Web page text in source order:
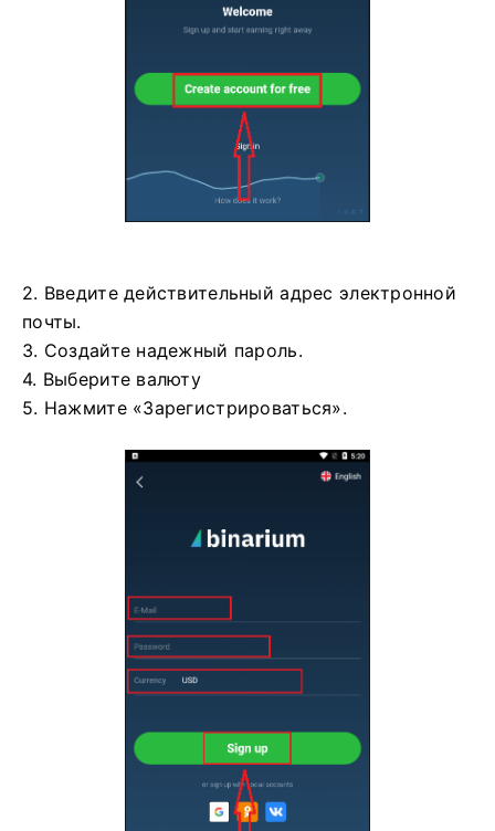
2. Введите действительный адрес электронной
почты.
3. Создайте надежный пароль.
4. Выберите валюту
5. Нажмите «Зарегистрироваться».